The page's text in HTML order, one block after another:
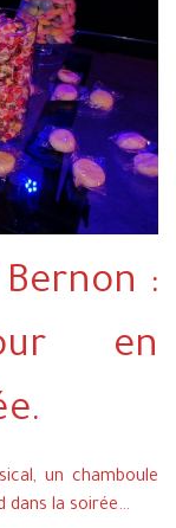
:
en
un chamboule
dans la soirée…